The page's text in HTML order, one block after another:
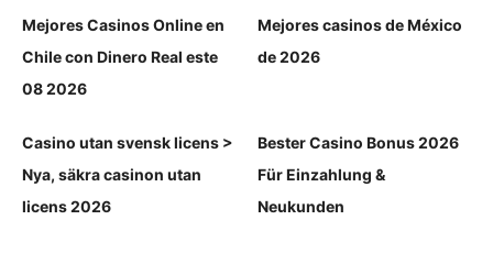
Mejores Casinos Online en
Chile con Dinero Real este
08 2026
Mejores casinos de México
de 2026
Casino utan svensk licens >
Nya, säkra casinon utan
licens 2026
Bester Casino Bonus 2026
Für Einzahlung &
Neukunden